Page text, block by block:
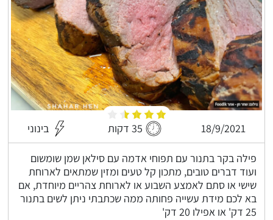
18/9/2021 35 דקות בינוני
פילה בקר בתנור עם תפוחי אדמה עם סילאן שמן שומשום
ועוד דברים טובים, מתכון קל טעים ומזין שמתאים לארוחת
שישי או סתם לאמצע השבוע או לארוחת צהריים מיוחדת, אם
בא לכם מידת עשייה פחותה ממה שכתבתי ניתן לשים בתנור
25 דק' או אפילו 20 דק'